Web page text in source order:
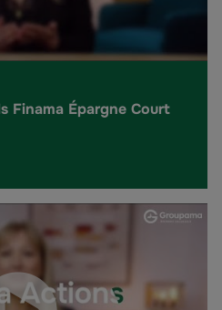
Finama Épargne Court